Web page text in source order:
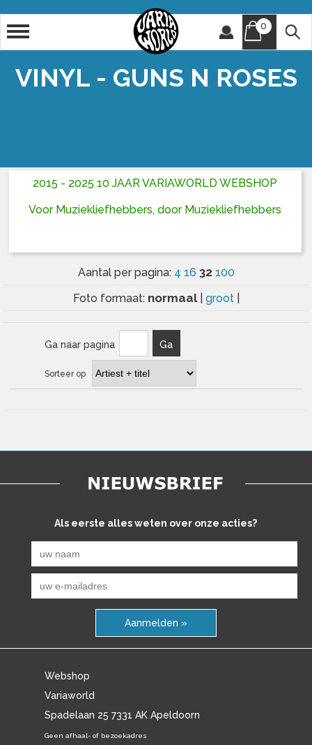
0
VINYL - GUNS N ROSES
2015 - 2025 10 JAAR VARIAWORLD WEBSHOP
Voor Muziekliefhebbers, door Muziekliefhebbers
Aantal per pagina: 4 16 32 100
Foto formaat: normaal groot
Ga naar pagina Ga
Sorteer op
Als eerste alles weten over onze acties?
Aanmelden »
Webshop
Variaworld
Spadelaan 25 7331 AK Apeldoorn
Geen afhaal- of bezoekadres